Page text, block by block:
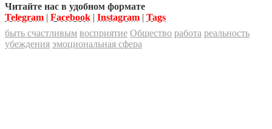
Читайте нас в удобном формате
Telegram | Facebook | Instagram | Tags
быть счастливым восприятие Общество работа реальность
убеждения эмоциональная сфера